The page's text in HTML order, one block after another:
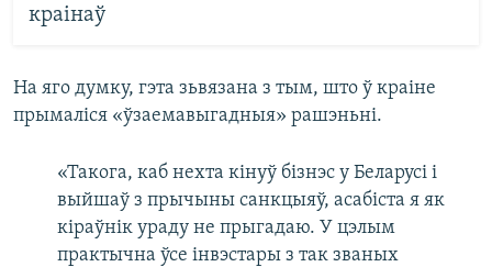
краінаў
На яго думку, гэта зьвязана з тым, што ў краіне
прымаліся «ўзаемавыгадныя» рашэньні.
«Такога, каб нехта кінуў бізнэс у Беларусі і
выйшаў з прычыны санкцыяў, асабіста я як
кіраўнік ураду не прыгадаю. У цэлым
практычна ўсе інвэстары з так званых